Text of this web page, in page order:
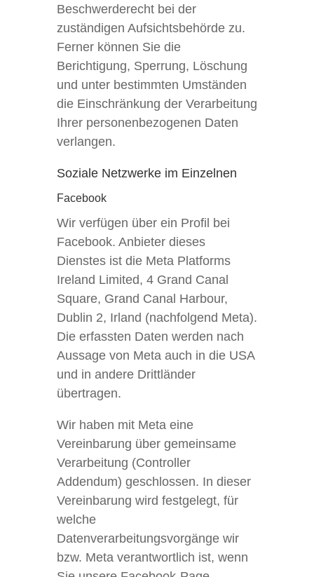
Beschwerderecht bei der
zuständigen Aufsichtsbehörde zu.
Ferner können Sie die
Berichtigung, Sperrung, Löschung
und unter bestimmten Umständen
die Einschränkung der Verarbeitung
Ihrer personenbezogenen Daten
verlangen.
Soziale Netzwerke im Einzelnen
Facebook
Wir verfügen über ein Profil bei
Facebook. Anbieter dieses
Dienstes ist die Meta Platforms
Ireland Limited, 4 Grand Canal
Square, Grand Canal Harbour,
Dublin 2, Irland (nachfolgend Meta).
Die erfassten Daten werden nach
Aussage von Meta auch in die USA
und in andere Drittländer
übertragen.
Wir haben mit Meta eine
Vereinbarung über gemeinsame
Verarbeitung (Controller
Addendum) geschlossen. In dieser
Vereinbarung wird festgelegt, für
welche
Datenverarbeitungsvorgänge wir
bzw. Meta verantwortlich ist, wenn